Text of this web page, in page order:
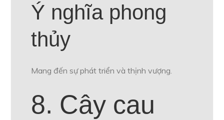
Ý nghĩa phong
thủy
Mang đến sự phát triển và thịnh vượng.
8. Cây cau